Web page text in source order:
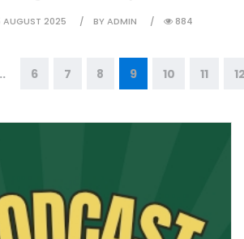
AUGUST 2025 BY ADMIN 884
6 7 8 9 10 11